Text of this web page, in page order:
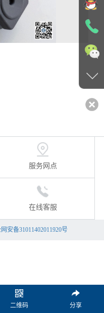
服务网点
在线客服
安备31011402011920号
二维码 分享